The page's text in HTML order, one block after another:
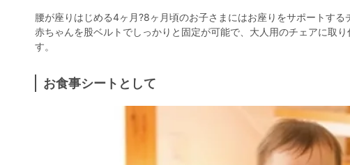
腰が座りはじめる4ヶ月?8ヶ月頃のお子さまにはお座りをサポートする
赤ちゃんを股ベルトでしっかりと固定が可能で、大人用のチェアに取
す。
お食事シートとして